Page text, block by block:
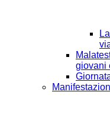
giovani